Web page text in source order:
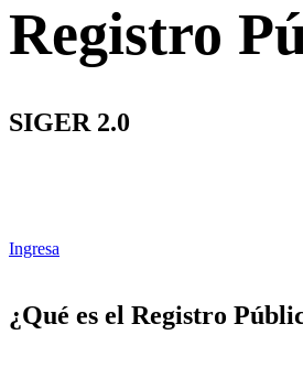
Registro
SIGER 2.0
Ingresa
¿Qué es el Registro